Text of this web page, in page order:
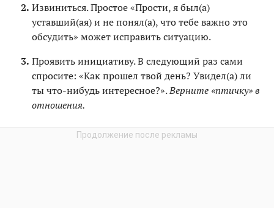
Извиниться. Простое «Прости, я был(а)
уставший(ая) и не понял(а), что тебе важно это
обсудить» может исправить ситуацию.
Проявить инициативу. В следующий раз сами
спросите: «Как прошел твой день? Увидел(а) ли
ты что-нибудь интересное?».Верните «птичку» в
отношения.